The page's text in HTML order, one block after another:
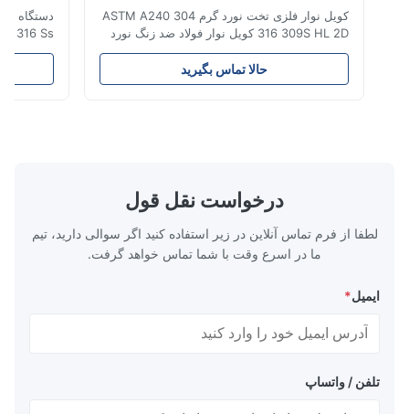
کویل نوار فلزی تخت نورد گرم ASTM A240 304
316 309S HL 2D کویل نوار فولاد ضد زنگ نورد
گرم/سرد 304 316 309S 310 310S 316L 321
ASTM A240 مشخصات محصول نام محصول
کویل / نوار فولاد ضد زنگ مشخصات ضخامت:
حالا تماس بگیرید
دارد که حاوی
درخواست نقل قول
لطفا از فرم تماس آنلاین در زیر استفاده کنید اگر سوالی دارید، تیم
ما در اسرع وقت با شما تماس خواهد گرفت.
*
تلفن / واتساپ